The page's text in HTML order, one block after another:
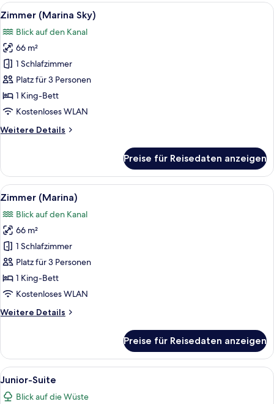
Alle
Fotos
für
Zimmer
(Marina
Sky)
anzeigen
Ein modernes Wohnzimmer mit
8
Zimmer (Marina Sky)
Blick auf den Kanal
66 m²
1 Schlafzimmer
Platz für 3 Personen
1 King-Bett
Kostenloses WLAN
Weitere Details
Weitere
(Marina
Sky)
Preise für Reisedaten anzeigen
Alle
Fotos
für
Zimmer
(Marina)
anzeigen
Ein modernes Hotelzimmer mit
6
Zimmer (Marina)
Blick auf den Kanal
66 m²
1 Schlafzimmer
Platz für 3 Personen
1 King-Bett
Kostenloses WLAN
Weitere Details
Weitere
(Marina)
Preise für Reisedaten anzeigen
Alle
Fotos
für
Ein Hotelzimmer mit einem großen
17
Junior-Suite
Blick auf die Wüste